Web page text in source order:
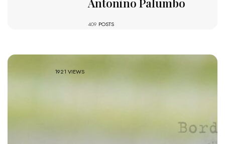
Antonino Palumbo
409 POSTS
1921 VIEWS